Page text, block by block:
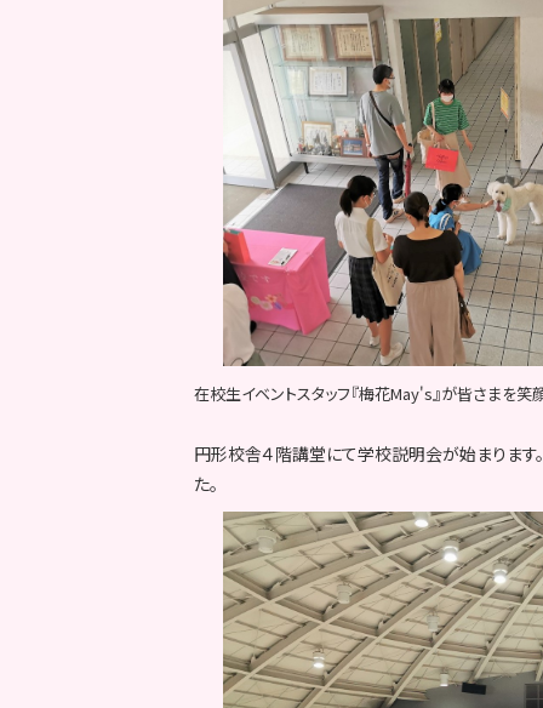
在校生イベントスタッフ『梅花May's』が皆さまを笑
円形校舎４階講堂にて学校説明会が始まります
た。